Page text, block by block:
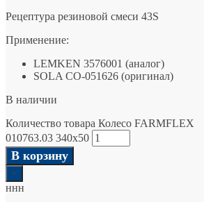
Рецептура резиновой смеси 43S
Применение:
LEMKEN 3576001 (аналог)
SOLA CO-051626 (оригинал)
В наличии
Количество товара Колесо FARMFLEX
010763.03 340x50
В корзину
×
ннн